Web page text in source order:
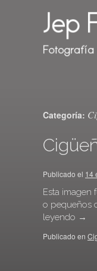
Categoría:
Publicado el 14
Esta imagen
o pequeños
leyendo →
Publicado en